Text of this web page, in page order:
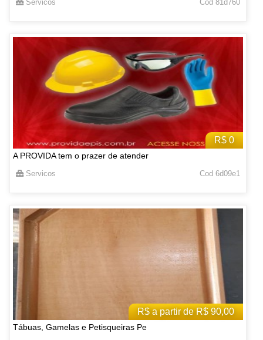
Servicos Cod 81d760
R$ 0
A PROVIDA tem o prazer de atender
Servicos Cod 6d09e1
R$ a partir de R$ 90,00
Tábuas, Gamelas e Petisqueiras Pe